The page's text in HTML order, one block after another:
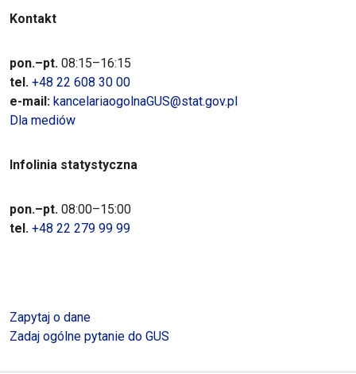
Kontakt
pon.–pt. 08:15–16:15
tel. +48 22 608 30 00
e-mail: kancelariaogolnaGUS@stat.gov.pl
Dla mediów
Infolinia statystyczna
pon.–pt. 08:00–15:00
tel. +48 22 279 99 99
Zapytaj o dane
Zadaj ogólne pytanie do GUS